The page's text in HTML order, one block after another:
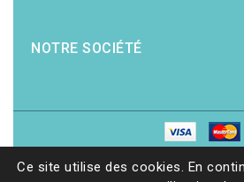
NOTRE SOCIÉTÉ
Ce site utilise des cookies. En
© 2026 - Librairie 7ici| Site web